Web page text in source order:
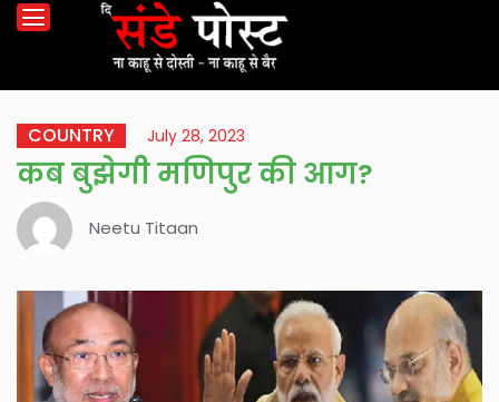
COUNTRY July 28, 2023
कब बुझेगी मणिपुर की आग?
Neetu Titaan